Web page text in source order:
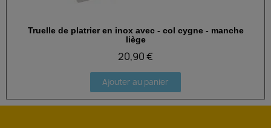
Aperçu rapide
Truelle de platrier en inox avec - col cygne - manche
liège
20,90 €
Ajouter au panier